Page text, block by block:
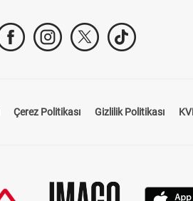
Çerez Politikası Gizlilik Politikası